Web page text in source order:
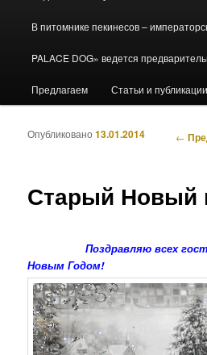
В питомнике пекинесов –
PALACE DOG» ведется
Предлагаем Статьи и публикации
←
Старый Новый
Опубликовано13.01.2014
Поздравляю всех
Новым Годом!